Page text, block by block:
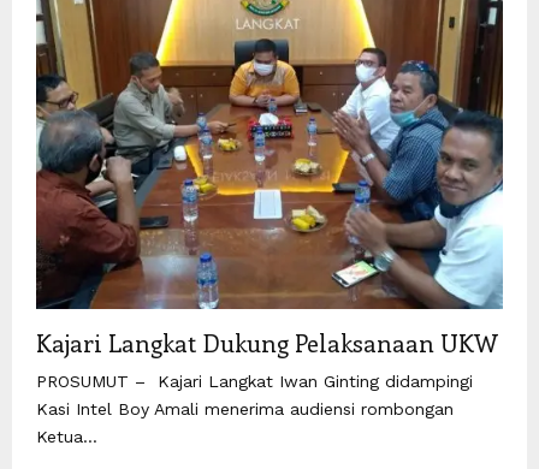
Kajari Langkat Dukung Pelaksanaan UKW
PROSUMUT – Kajari Langkat Iwan Ginting didampingi
Kasi Intel Boy Amali menerima audiensi rombongan
Ketua...